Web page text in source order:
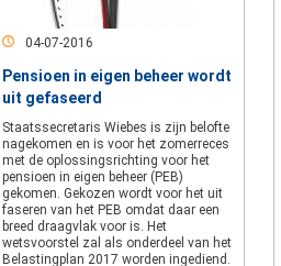
04-07-2016
Pensioen in eigen beheer wordt
uit gefaseerd
Staatssecretaris Wiebes is zijn belofte
nagekomen en is voor het zomerreces
met de oplossingsrichting voor het
pensioen in eigen beheer (PEB)
gekomen. Gekozen wordt voor het uit
faseren van het PEB omdat daar een
breed draagvlak voor is. Het
wetsvoorstel zal als onderdeel van het
Belastingplan 2017 worden ingediend.